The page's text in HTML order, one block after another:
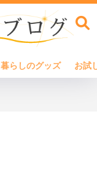
暮らしのグッズ お試